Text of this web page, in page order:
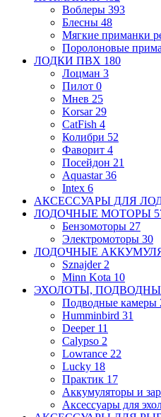
Воблеры 393
Блесны 48
Мягкие приманки
Поролоновые
ЛОДКИ ПВХ 180
Лоцман 3
Пилот 0
Мнев 25
Korsar 29
CatFish 4
Колибри 52
Фаворит 4
Посейдон 21
Aquastar36
Intex 6
АКСЕССУАРЫ ДЛЯ
ЛОДОЧНЫЕ МОТОРЫ
Бензомоторы 27
Электромоторы 30
ЛОДОЧНЫЕ
Sznajder 2
Minn Kota 10
ЭХОЛОТЫ,
Подводные камеры
Humminbird 31
Deeper 11
Calypso 2
Lowrance 22
Lucky 18
Практик 17
Аккумуляторы и
Аксессуары для